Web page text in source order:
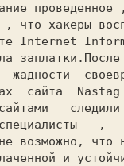
что хакеры
Internet
жадности
сайта
следили
,
возможно, что
и